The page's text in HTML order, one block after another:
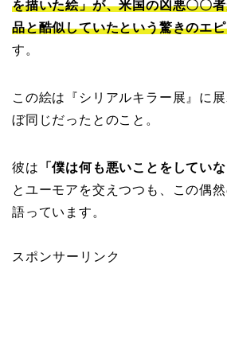
を描いた絵」が、米国の凶悪〇〇
品と酷似していたという驚きのエ
す。
この絵は『シリアルキラー展』に
ぼ同じだったとのこと。
彼は 「僕は何も悪いことをしてい
とユーモアを交えつつも、この偶
語っています。
スポンサーリンク